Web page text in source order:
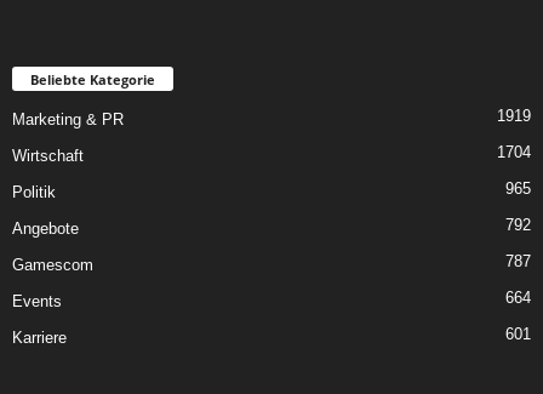
Beliebte Kategorie
Marketing & PR 1919
Wirtschaft 1704
Politik 965
Angebote 792
Gamescom 787
Events 664
Karriere 601